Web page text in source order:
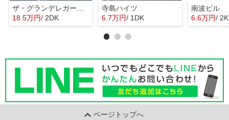
18.5万円/ 2DK
寺島ハイツ
6.7万円/ 1DK
南波ビル
6.6万円/ 2K
ページトップへ